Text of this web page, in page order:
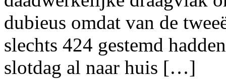
dubieus omdat van de
slechts 424 gestemd
slotdag al naar huis […]